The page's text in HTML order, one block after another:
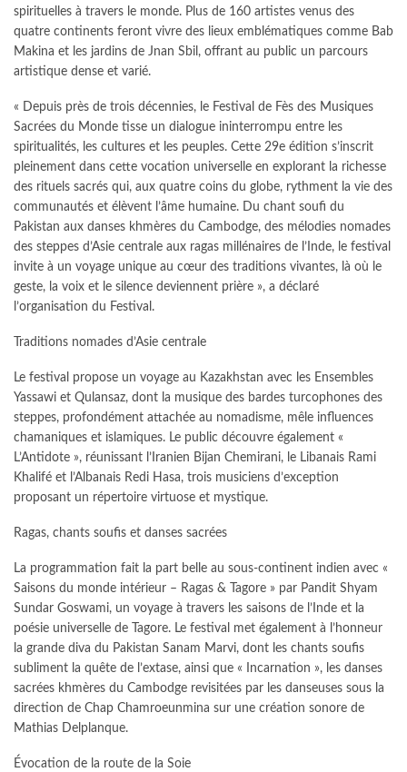
spirituelles à travers le monde. Plus de 160 artistes venus des
quatre continents feront vivre des lieux emblématiques comme Bab
Makina et les jardins de Jnan Sbil, offrant au public un parcours
artistique dense et varié.
« Depuis près de trois décennies, le Festival de Fès des Musiques
Sacrées du Monde tisse un dialogue ininterrompu entre les
spiritualités, les cultures et les peuples. Cette 29e édition s’inscrit
pleinement dans cette vocation universelle en explorant la richesse
des rituels sacrés qui, aux quatre coins du globe, rythment la vie des
communautés et élèvent l’âme humaine. Du chant soufi du
Pakistan aux danses khmères du Cambodge, des mélodies nomades
des steppes d’Asie centrale aux ragas millénaires de l’Inde, le festival
invite à un voyage unique au cœur des traditions vivantes, là où le
geste, la voix et le silence deviennent prière », a déclaré
l’organisation du Festival.
Traditions nomades d’Asie centrale
Le festival propose un voyage au Kazakhstan avec les Ensembles
Yassawi et Qulansaz, dont la musique des bardes turcophones des
steppes, profondément attachée au nomadisme, mêle influences
chamaniques et islamiques. Le public découvre également «
L’Antidote », réunissant l’Iranien Bijan Chemirani, le Libanais Rami
Khalifé et l’Albanais Redi Hasa, trois musiciens d’exception
proposant un répertoire virtuose et mystique.
Ragas, chants soufis et danses sacrées
La programmation fait la part belle au sous-continent indien avec «
Saisons du monde intérieur – Ragas & Tagore » par Pandit Shyam
Sundar Goswami, un voyage à travers les saisons de l’Inde et la
poésie universelle de Tagore. Le festival met également à l’honneur
la grande diva du Pakistan Sanam Marvi, dont les chants soufis
subliment la quête de l’extase, ainsi que « Incarnation », les danses
sacrées khmères du Cambodge revisitées par les danseuses sous la
direction de Chap Chamroeunmina sur une création sonore de
Mathias Delplanque.
Évocation de la route de la Soie